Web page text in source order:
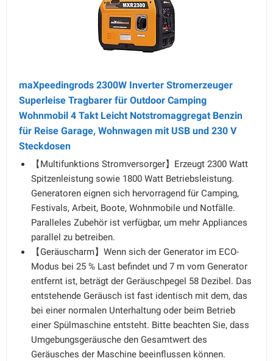
maXpeedingrods 2300W Inverter Stromerzeuger
Superleise Tragbarer für Outdoor Camping
Wohnmobil 4 Takt Leicht Notstromaggregat Benzin
für Reise Garage, Wohnwagen mit USB und 230 V
Steckdosen
【Multifunktions Stromversorger】Erzeugt 2300 Watt
Spitzenleistung sowie 1800 Watt Betriebsleistung.
Generatoren eignen sich hervorragend für Camping,
Festivals, Arbeit, Boote, Wohnmobile und Notfälle.
Paralleles Zubehör ist verfügbar, um mehr Appliances
parallel zu betreiben.
【Geräuscharm】Wenn sich der Generator im ECO-
Modus bei 25 % Last befindet und 7 m vom Generator
entfernt ist, beträgt der Geräuschpegel 58 Dezibel. Das
entstehende Geräusch ist fast identisch mit dem, das
bei einer normalen Unterhaltung oder beim Betrieb
einer Spülmaschine entsteht. Bitte beachten Sie, dass
Umgebungsgeräusche den Gesamtwert des
Geräusches der Maschine beeinflussen können.